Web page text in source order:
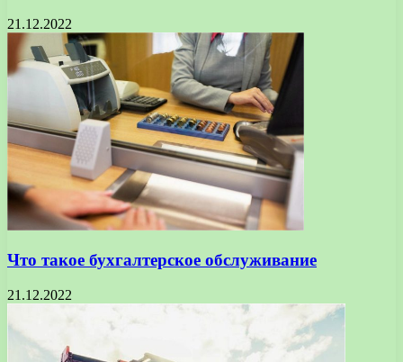
21.12.2022
Что такое бухгалтерское обслуживание
21.12.2022